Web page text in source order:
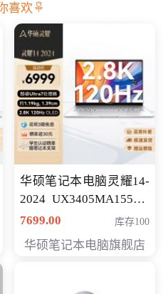
喜欢
华硕笔记本电脑灵耀14-
2024 UX3405MA155夜
空蓝 oled 智慧轻薄本 会
7699.00 库存100
华硕笔记本电脑旗舰店